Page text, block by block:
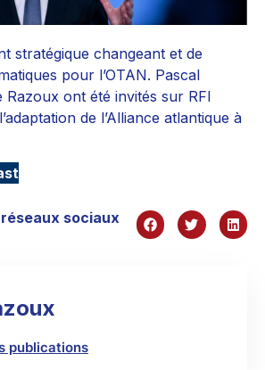
stratégique changeant et de
pour l’OTAN. Pascal
Razoux ont été invités sur RFI
de l’Alliance atlantique à
sociaux
publications